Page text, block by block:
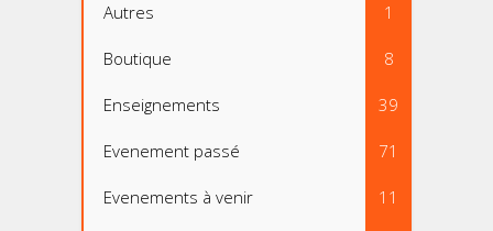
Autres 1
Boutique 8
Enseignements 39
Evenement passé 71
Evenements à venir 11